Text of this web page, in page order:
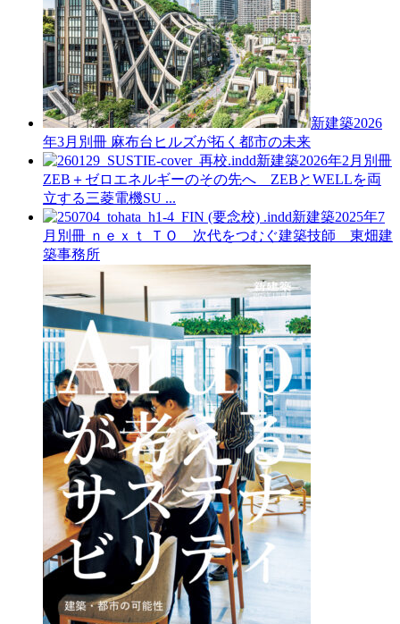
新建築2026
年3月別冊 麻布台ヒルズが拓く都市の未来
新建築2026年2月別冊
ZEB＋ゼロエネルギーのその先へ ZEBとWELLを両
立する三菱電機SU ...
新建築2025年7
月別冊 ｎｅｘｔ ＴＯ 次代をつむぐ建築技師 東畑建
築事務所